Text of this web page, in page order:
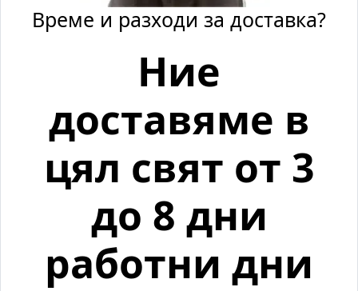
Време и разходи за доставка?
Ние
доставяме в
цял свят от 3
до 8 дни
работни дни